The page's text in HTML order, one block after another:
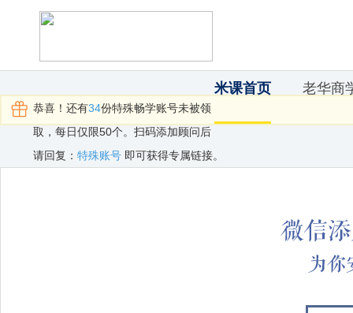
米课首页 老华商
恭喜！还有34份特殊畅学账号未被领
取，每日仅限50个。扫码添加顾问后
请回复： 特殊账号 即可获得专属链接。